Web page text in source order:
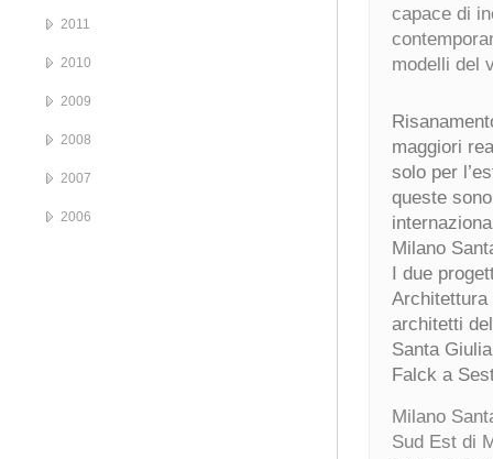
capace di
modelli del
maggiori
solo per
queste
Milano
I due
Architettura
architetti
Santa
Falck a
Milano
Sud Est di
2011
2010
2009
2008
2007
2006